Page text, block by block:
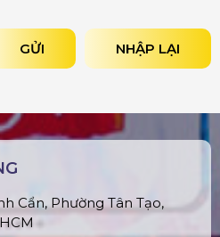
NHẬP LẠI
GỬI
Cẩn, Phường Tân Tạo,